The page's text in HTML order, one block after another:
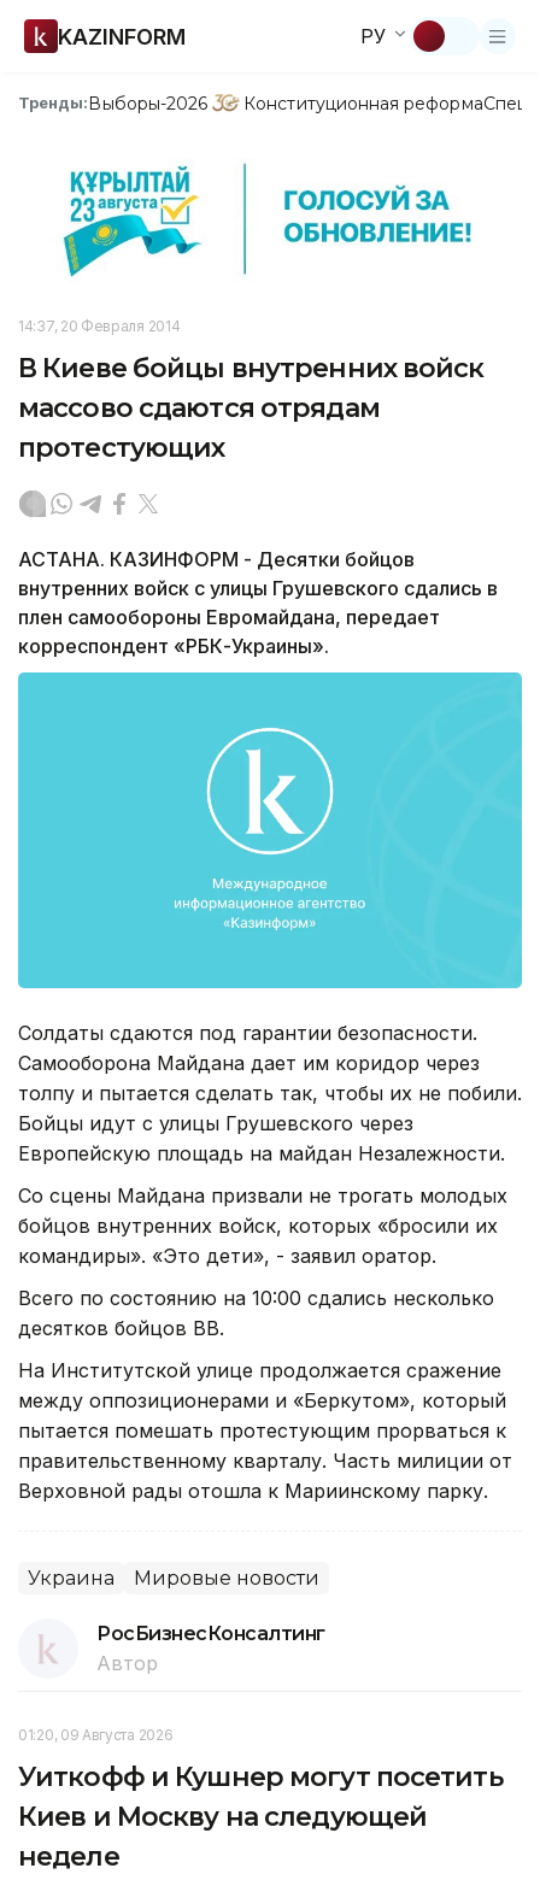
KAZINFORM РУ
Тренды:Выборы-2026 Конституционная реформа
14:37, 20 Февраля 2014
В Киеве бойцы внутренних войск
массово сдаются отрядам
протестующих
АСТАНА. КАЗИНФОРМ - Десятки бойцов
внутренних войск с улицы Грушевского сдались в
плен самообороны Евромайдана, передает
корреспондент «РБК-Украины».
Солдаты сдаются под гарантии безопасности.
Самооборона Майдана дает им коридор через
толпу и пытается сделать так, чтобы их не побили.
Бойцы идут с улицы Грушевского через
Европейскую площадь на майдан Незалежности.
Со сцены Майдана призвали не трогать молодых
бойцов внутренних войск, которых «бросили их
командиры». «Это дети», - заявил оратор.
Всего по состоянию на 10:00 сдались несколько
десятков бойцов ВВ.
На Институтской улице продолжается сражение
между оппозиционерами и «Беркутом», который
пытается помешать протестующим прорваться к
правительственному кварталу. Часть милиции от
Верховной рады отошла к Мариинскому парку.
Украина Мировые новости
РосБизнесКонсалтинг
Автор
01:20, 09 Августа 2026
Уиткофф и Кушнер могут посетить
Киев и Москву на следующей
неделе